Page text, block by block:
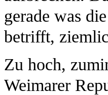
gerade was
betrifft,
Zu hoch,
Weimarer